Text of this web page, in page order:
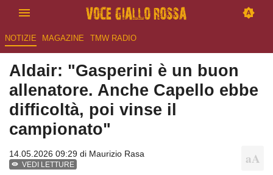
NOTIZIE MAGAZINE TMW RADIO
Aldair: "Gasperini è un buon
allenatore. Anche Capello ebbe
difficoltà, poi vinse il
campionato"
14.05.2026 09:29 di Maurizio Rasa
VEDI LETTURE